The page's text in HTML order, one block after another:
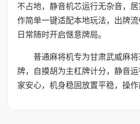
不占地，静音机芯运行无杂音，
作简单一键适配本地玩法，出牌
日常随时开启惬意牌局。
普通麻将机专为甘肃武威麻
牌，自摸胡为主杠牌计分，静音
家安心，机身稳固放置平稳，操作